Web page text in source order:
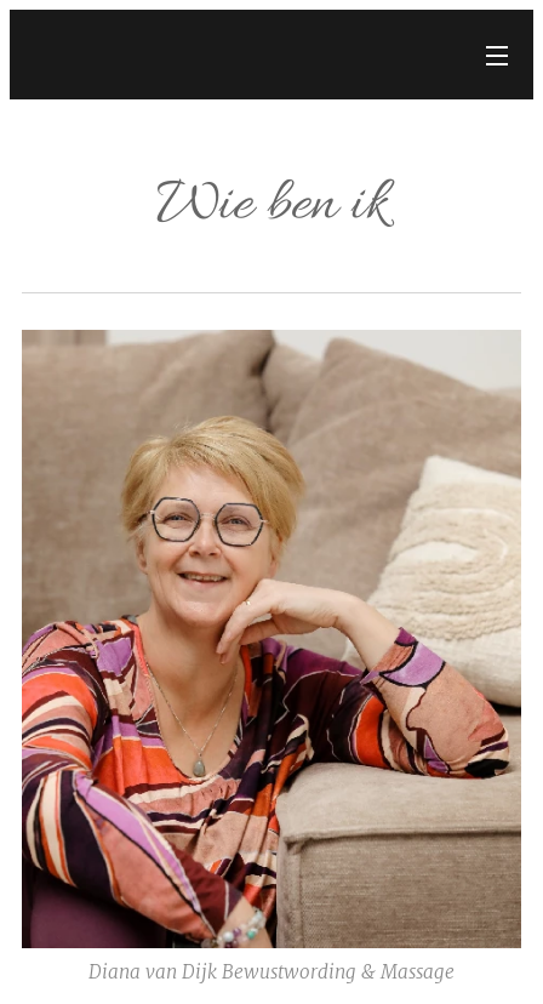
Wie ben ik
Diana van Dijk Bewustwording & Massage